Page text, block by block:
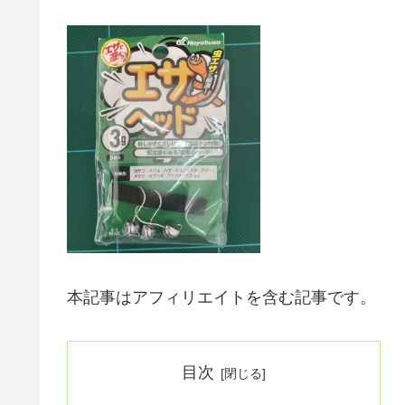
本記事はアフィリエイトを含む記事です。
目次